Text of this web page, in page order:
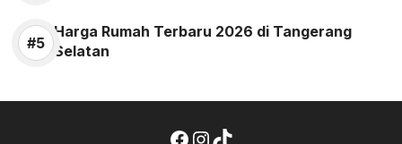
Harga Rumah Terbaru 2026 di Tangerang
Selatan
Facebook
Instagram
TikTok